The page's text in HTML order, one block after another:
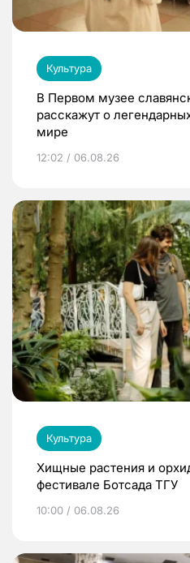
Культура
В Первом музее
расскажут о
мире
12:02 / 06.08.26
Культура
Хищные растения и
фестивале Ботсада ТГУ
10:00 / 06.08.26